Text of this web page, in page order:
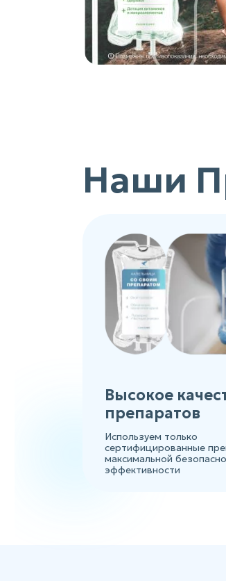
Наши
Высокое
препаратов
Используем только
сертифицированные
максимальной
эффективности